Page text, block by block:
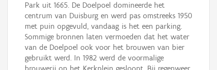
Park uit 1665. De Doelpoel domineerde het
centrum van Duisburg en werd pas omstreeks 1950
met puin opgevuld, vandaag is het een parking.
Sommige bronnen laten vermoeden dat het water
van de Doelpoel ook voor het brouwen van bier
gebruikt werd. In 1982 werd de voormalige